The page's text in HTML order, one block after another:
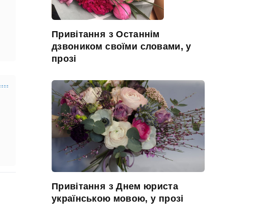
Привітання з Останнім
дзвоником своїми словами, у
прозі
Привітання з Днем юриста
українською мовою, у прозі